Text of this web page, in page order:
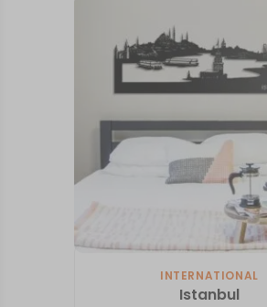
INTERNATIONAL
Istanbul